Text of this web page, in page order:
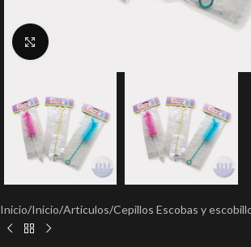
Clic para ampliar
Inicio/Inicio/Articulos/Cepillos Escobas y